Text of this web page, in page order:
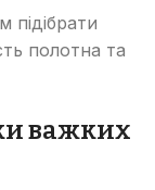
полотна та
важких